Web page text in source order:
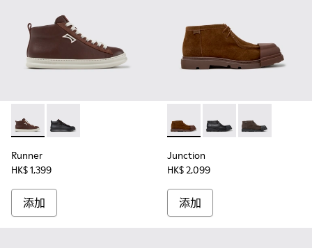
Runner - K300550-003 - 男裝啡色皮革和磨砂革運動鞋。
Runner - K300550-004
Runner
HK$ 1,399
添加
Junction - K300475-005 -
Junction - K300475-
Junction -
Junction
HK$ 2,099
添加